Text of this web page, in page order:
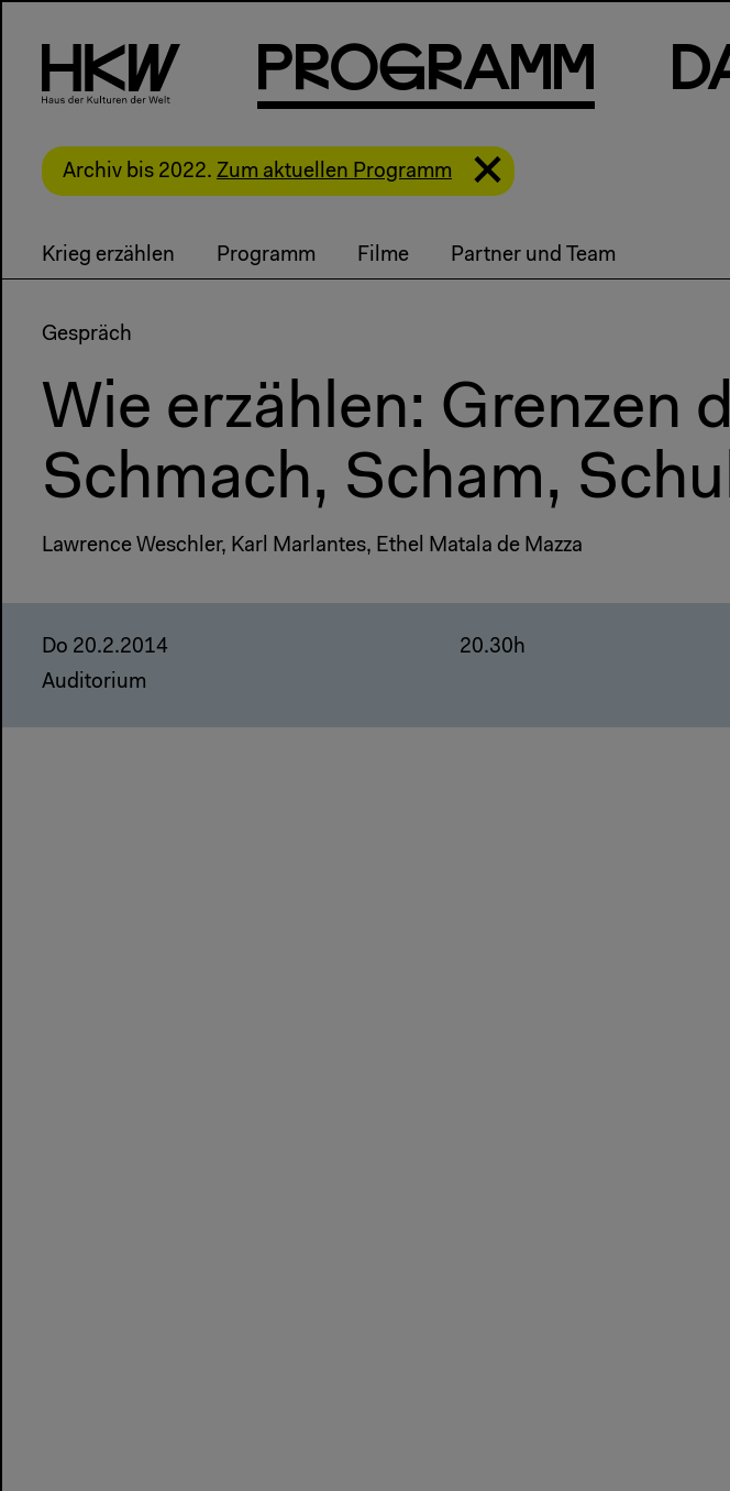
PRog Ram m D
Archiv bis 2022. Zum aktuellen Programm
Krieg erzählen Programm Filme Partner und Team
Gespräch
Wie erzählen: Grenzen
Schmach, Scham,
Lawrence Weschler, Karl Marlantes, Ethel Matala de Mazza
Do 20.2.2014
Auditorium
20.30h